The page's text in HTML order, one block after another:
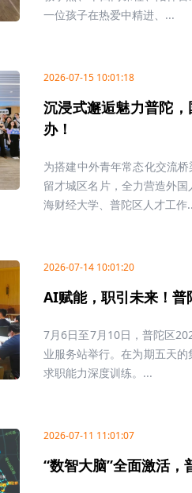
一位孩子在热爱中精进、...
2026-07-15 10:01:18
沉浸式邂逅魅力普陀
办！
为搭建中外青年常态化交流
留才城区名片，全力营造外
海财经大学、普陀区人才工作
2026-07-14 10:01:20
AI赋能，职引未来！
7月6日至7月10日，普陀区
业服务站举行。在为期五天
求职能力深度训练。...
2026-07-11 11:01:07
“数智大脑”全面激活，